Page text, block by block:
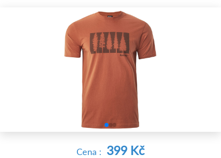
Cena : 399 Kč